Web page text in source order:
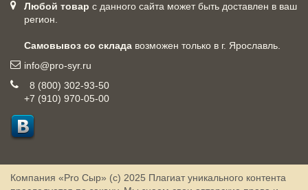
Любой товар с данного сайта может быть доставлен в ваш
регион.
Самовывоз со склада возможен только в г. Ярославль.
info@pro-syr.ru
8 (800) 302-93-50
+7 (910) 970-05-00
Компания «Pro Сыр» (с) 2025 Плагиат уникального контента